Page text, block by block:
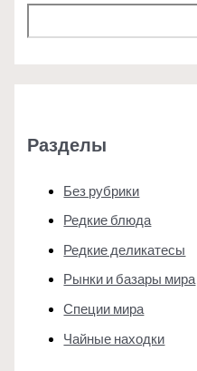
Разделы
Без рубрики
Редкие блюда
Редкие деликатесы
Рынки и базары мира
Специи мира
Чайные находки